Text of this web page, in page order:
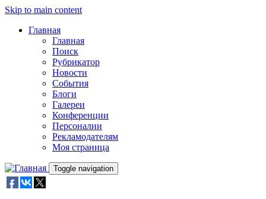
Skip to main content
Главная
Главная
Поиск
Рубрикатор
Новости
События
Блоги
Галереи
Конференции
Персоналии
Рекламодателям
Моя страница
Toggle navigation